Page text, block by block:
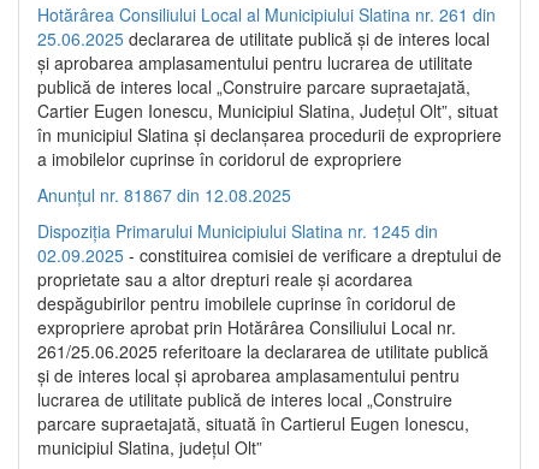
Hotărârea Consiliului Local al Municipiului Slatina nr. 261 din
25.06.2025 declararea de utilitate publică și de interes local
și aprobarea amplasamentului pentru lucrarea de utilitate
publică de interes local „Construire parcare supraetajată,
Cartier Eugen Ionescu, Municipiul Slatina, Județul Olt”, situat
în municipiul Slatina și declanșarea procedurii de expropriere
a imobilelor cuprinse în coridorul de expropriere
Anunțul nr. 81867 din 12.08.2025
Dispoziția Primarului Municipiului Slatina nr. 1245 din
02.09.2025 - constituirea comisiei de verificare a dreptului de
proprietate sau a altor drepturi reale și acordarea
despăgubirilor pentru imobilele cuprinse în coridorul de
expropriere aprobat prin Hotărârea Consiliului Local nr.
261/25.06.2025 referitoare la declararea de utilitate publică
și de interes local și aprobarea amplasamentului pentru
lucrarea de utilitate publică de interes local „Construire
parcare supraetajată, situată în Cartierul Eugen Ionescu,
municipiul Slatina, județul Olt”